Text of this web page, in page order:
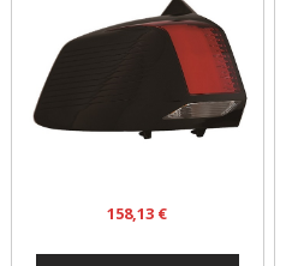
158,13 €